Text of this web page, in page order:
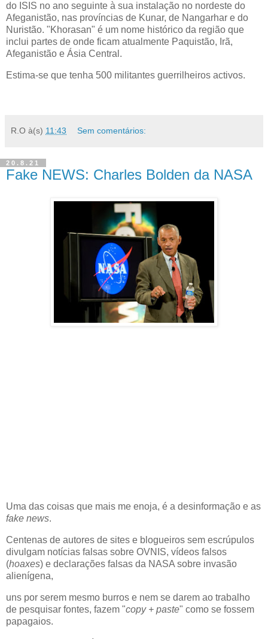
do ISIS no ano seguinte à sua instalação no nordeste do
Afeganistão, nas províncias de Kunar, de Nangarhar e do
Nuristão. "Khorasan" é um nome histórico da região que
inclui partes de onde ficam atualmente Paquistão, Irã,
Afeganistão e Ásia Central.
Estima-se que tenha 500 militantes guerrilheiros activos.
R.O à(s) 11:43 Sem comentários:
20.8.21
Fake NEWS: Charles Bolden da NASA
Uma das coisas que mais me enoja, é a desinformação e as
fake news.
Centenas de autores de sites e blogueiros sem escrúpulos
divulgam notícias falsas sobre OVNIS, vídeos falsos
(hoaxes) e declarações falsas da NASA sobre invasão
alienígena,
uns por serem mesmo burros e nem se darem ao trabalho
de pesquisar fontes, fazem "copy + paste" como se fossem
papagaios.